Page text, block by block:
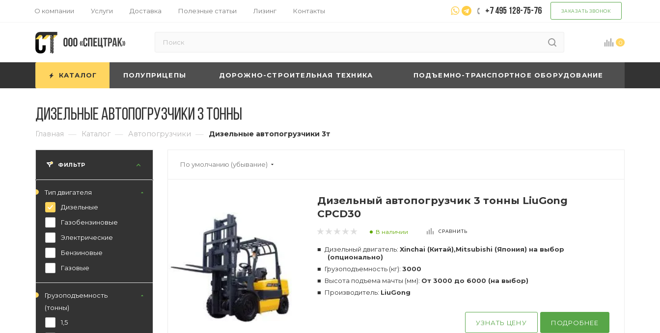
О компании Услуги Доставка Полезные статьи Лизинг Контакты +7 495 128-75-76 ЗАКАЗАТЬ ЗВОНОК
0
КАТАЛОГ ПОЛУПРИЦЕПЫ ДОРОЖНО-СТРОИТЕЛЬНАЯ ТЕХНИКА ПОДЪЕМНО-ТРАНСПОРТНОЕ ОБОРУДОВАНИЕ
Дизельные автопогрузчики 3 тонны
Главная — Каталог — Автопогрузчики — Дизельные автопогрузчики 3т
По умолчанию (убывание)
Дизельный автопогрузчик 3 тонны LiuGong
CPCD30
В наличии СРАВНИТЬ
Дизельный двигатель: Xinchai (Китай),Mitsubishi (Япония) на выбор
(опционально)
Грузоподъемность (кг): 3000
Высота подъема мачты (мм): От 3000 до 6000 (на выбор)
Производитель: LiuGong
УЗНАТЬ ЦЕНУ ПОДРОБНЕЕ
ФИЛЬТР
Тип двигателя
Дизельные
Газобензиновые
Электрические
Бензиновые
Газовые
Грузоподъемность
(тонны)
1,5